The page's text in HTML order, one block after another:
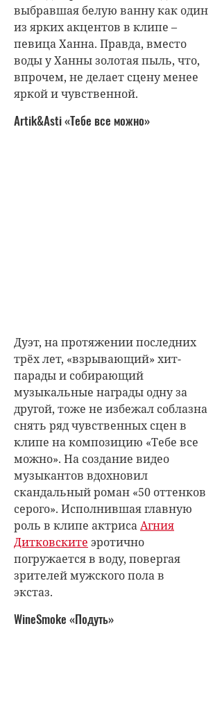
выбравшая белую ванну как один
из ярких акцентов в клипе –
певица Ханна. Правда, вместо
воды у Ханны золотая пыль, что,
впрочем, не делает сцену менее
яркой и чувственной.
Artik&Asti «Тебе все можно»
Дуэт, на протяжении последних
трёх лет, «взрывающий» хит-
парады и собирающий
музыкальные награды одну за
другой, тоже не избежал соблазна
снять ряд чувственных сцен в
клипе на композицию «Тебе все
можно». На создание видео
музыкантов вдохновил
скандальный роман «50 оттенков
серого». Исполнившая главную
роль в клипе актрисаАгния
Дитковските эротично
погружается в воду, повергая
зрителей мужского пола в
экстаз.
WineSmoke «Подуть»